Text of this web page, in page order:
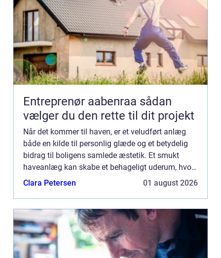
Entreprenør aabenraa sådan
vælger du den rette til dit projekt
Når det kommer til haven, er et veludført anlæg
både en kilde til personlig glæde og et betydelig
bidrag til boligens samlede æstetik. Et smukt
haveanlæg kan skabe et behageligt uderum, hvor
alting blomstrer...
Clara Petersen 01 august 2026